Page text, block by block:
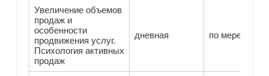
Увеличение объемов
продаж и
особенности
продвижения услуг.
Психология активных
продаж
дневная по мере